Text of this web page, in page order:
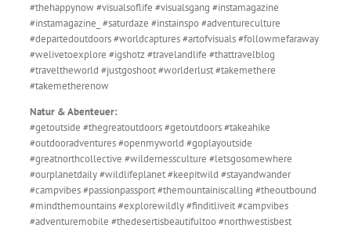
#thehappynow #visualsoflife #visualsgang #instamagazine
#instamagazine_ #saturdaze #instainspo #adventureculture
#departedoutdoors #worldcaptures #artofvisuals #followmefaraway
#welivetoexplore #igshotz #travelandlife #thattravelblog
#traveltheworld #justgoshoot #worlderlust #takemethere
#takemetherenow
Natur & Abenteuer:
#getoutside #thegreatoutdoors #getoutdoors #takeahike
#outdooradventures #openmyworld #goplayoutside
#greatnorthcollective #wildernessculture #letsgosomewhere
#ourplanetdaily #wildlifeplanet #keepitwild #stayandwander
#campvibes #passionpassport #themountainiscalling #theoutbound
#mindthemountains #explorewildly #finditliveit #campvibes
#adventuremobile #thedesertisbeautifultoo #northwestisbest